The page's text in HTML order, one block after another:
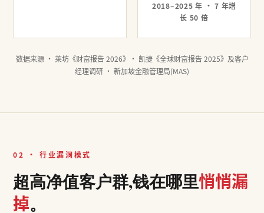
2018–2025 年 · 7 年增
长 50 倍
数据来源 · 莱坊《财富报告 2026》· 凯捷《全球财富报告 2025》及客户
经理调研 · 新加坡金融管理局(MAS)
02 · 行业漏洞模式
超高净值客户群,钱在哪里悄悄漏
掉。